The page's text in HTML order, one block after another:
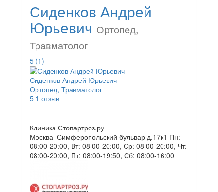
Сиденков Андрей
Юрьевич Ортопед,
Травматолог
5 (1)
Сиденков Андрей Юрьевич
Ортопед, Травматолог
5 1 отзыв
Клиника Стопартроз.ру
Москва, Симферопольский бульвар д.17к1 Пн:
08:00-20:00, Вт: 08:00-20:00, Ср: 08:00-20:00, Чт:
08:00-20:00, Пт: 08:00-19:50, Сб: 08:00-16:00